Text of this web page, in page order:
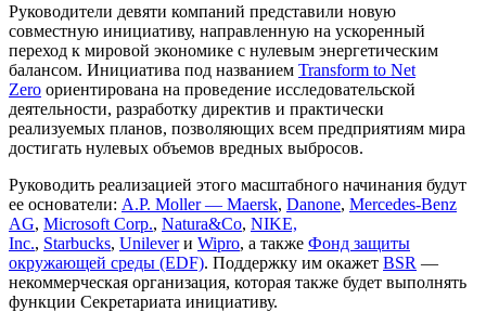
Руководители девяти компаний представили новую
совместную инициативу, направленную на ускоренный
переход к мировой экономике с нулевым энергетическим
балансом. Инициатива под названием Transform to Net
Zero ориентирована на проведение исследовательской
деятельности, разработку директив и практически
реализуемых планов, позволяющих всем предприятиям мира
достигать нулевых объемов вредных выбросов.
Руководить реализацией этого масштабного начинания будут
ее основатели: A.P. Moller — Maersk, Danone, Mercedes-Benz
AG, Microsoft Corp., Natura&Co, NIKE,
Inc., Starbucks, Unileverи Wipro, а также Фонд защиты
окружающей среды (EDF). Поддержку им окажет BSR —
некоммерческая организация, которая также будет выполнять
функции Секретариата инициативу.